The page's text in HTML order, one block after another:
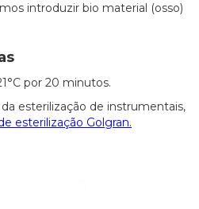
introduzir bio material (osso)
por 20 minutos.
esterilização de instrumentais,
esterilização Golgran.